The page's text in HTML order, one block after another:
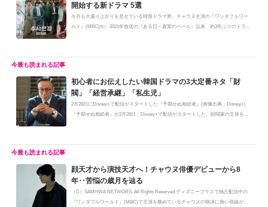
開始する新ドラマ 5選
今月も大盛り上がりを見せている韓国ドラマ界。チャウヌ主演の『ワンダフルワー
ルド』(MBC)や、2021年放送の『ある日～真実のベール』以来、約3年ぶりのドラ...
初心者にお伝えしたい韓国ドラマの3大定番ネタ「財
閥」「経営承継」「私生児」
2月28日にDisney+で配信がスタートした『予期せぬ相続者』(画像出典：Disney+)
『予期せぬ相続者』が2月28日、Disney+で配信がスタートした。財閥家の王座を...
顔天才から演技天才へ！チャウヌ俳優デビューから8
年‥苦悩の歳月を辿る
（C）SAMHWA NETWORS. All Rights Reserved.ディズニープラスで独占配信中の
『ワンダフルワールド』(MBC)で主演を務めているチャウヌの熱演に熱い視線が注